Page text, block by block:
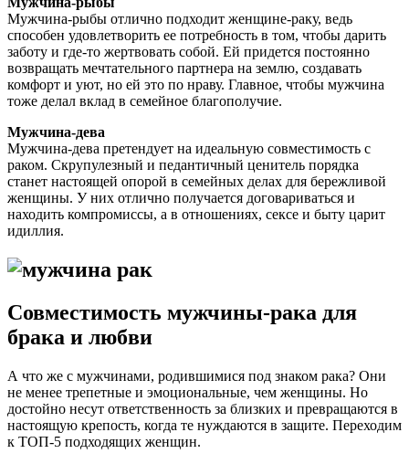
Мужчина-рыбы отлично подходит женщине-раку, ведь
способен удовлетворить ее потребность в том, чтобы дарить
заботу и где-то жертвовать собой. Ей придется постоянно
возвращать мечтательного партнера на землю, создавать
комфорт и уют, но ей это по нраву. Главное, чтобы мужчина
тоже делал вклад в семейное благополучие.
Мужчина-дева
Мужчина-дева претендует на идеальную совместимость с
раком. Скрупулезный и педантичный ценитель порядка
станет настоящей опорой в семейных делах для бережливой
женщины. У них отлично получается договариваться и
находить компромиссы, а в отношениях, сексе и быту царит
идиллия.
Совместимость мужчины-рака для
брака и любви
А что же с мужчинами, родившимися под знаком рака? Они
не менее трепетные и эмоциональные, чем женщины. Но
достойно несут ответственность за близких и превращаются в
настоящую крепость, когда те нуждаются в защите. Переходим
к ТОП-5 подходящих женщин.